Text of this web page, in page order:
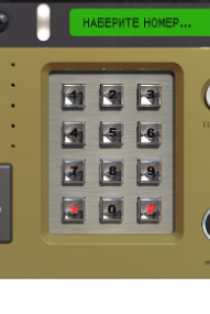
Favorites Cart